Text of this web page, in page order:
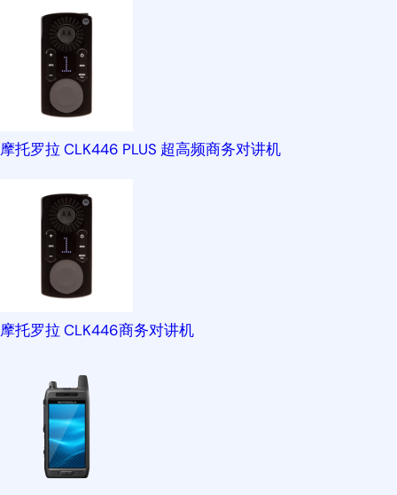
摩托罗拉 CLK446 PLUS 超高频商务对讲机
摩托罗拉 CLK446商务对讲机